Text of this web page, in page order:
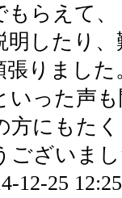
もらえて
明したり
張りまし
いった声
方にもた
ございま
12-25